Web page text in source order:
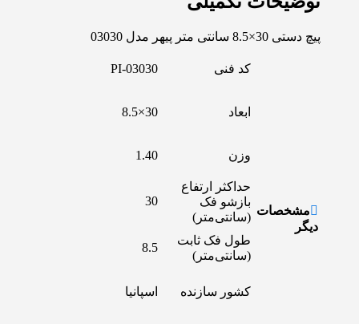
پیچ دستی 30×8.5 سانتی متر پیهر مدل 03030
مشخصات
دیگر
کد فنی PI-03030
ابعاد 30×8.5
وزن 1.40
حداکثر ارتفاع
بازشو فک
(سانتی‌متر)
30
طول فک ثابت
(سانتی‌متر)
8.5
کشور سازنده اسپانیا